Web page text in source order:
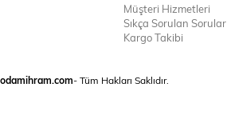
Müşteri Hizmetleri
Sıkça Sorulan Sorular
Kargo Takibi
- Tüm Hakları Saklıdır.